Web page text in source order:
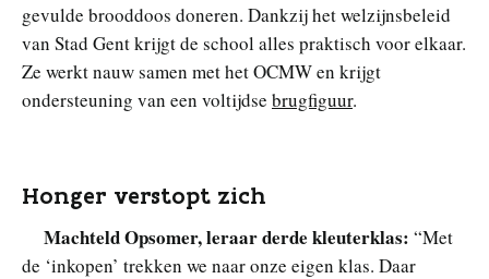
gevulde brooddoos doneren. Dankzij het welzijnsbeleid
van Stad Gent krijgt de school alles praktisch voor elkaar.
Ze werkt nauw samen met het OCMW en krijgt
ondersteuning van een voltijdse brugfiguur.
Honger verstopt zich
Machteld Opsomer, leraar derde kleuterklas: “Met
de ‘inkopen’ trekken we naar onze eigen klas. Daar